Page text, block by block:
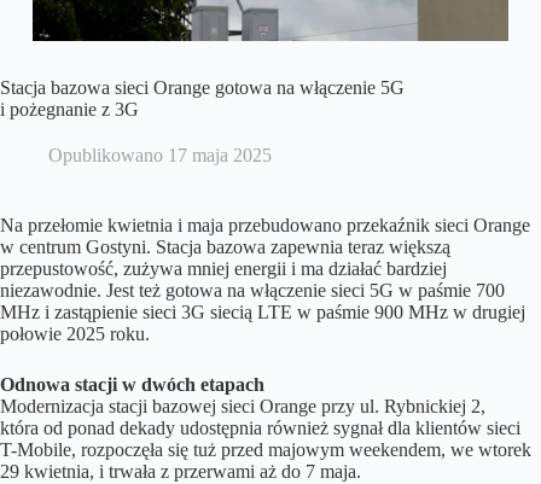
Stacja bazowa sieci Orange gotowa na włączenie 5G
i pożegnanie z 3G
Opublikowano 17 maja 2025
Na przełomie kwietnia i maja przebudowano przekaźnik sieci Orange
w centrum Gostyni. Stacja bazowa zapewnia teraz większą
przepustowość, zużywa mniej energii i ma działać bardziej
niezawodnie. Jest też gotowa na włączenie sieci 5G w paśmie 700
MHz i zastąpienie sieci 3G siecią LTE w paśmie 900 MHz w drugiej
połowie 2025 roku.
Odnowa stacji w dwóch etapach
Modernizacja stacji bazowej sieci Orange przy ul. Rybnickiej 2,
która od ponad dekady udostępnia również sygnał dla klientów sieci
T-Mobile, rozpoczęła się tuż przed majowym weekendem, we wtorek
29 kwietnia, i trwała z przerwami aż do 7 maja.